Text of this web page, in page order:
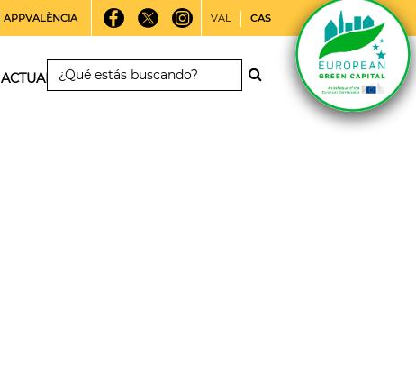
APPVALÈNCIA VAL CAS
ACTUALIDAD